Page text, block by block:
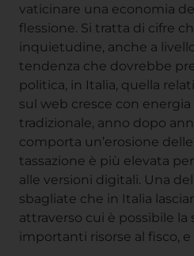
vaticinare una economia
flessione. Si tratta di cifre
inquietudine, anche a
tendenza che dovrebbe
politica, in Italia, quella
sul web cresce con
tradizionale, anno dopo
comporta un’erosione
tassazione è più elevata
alle versioni digitali. Una
sbagliate che in Italia
attraverso cui è possibile la
importanti risorse al fisco, e